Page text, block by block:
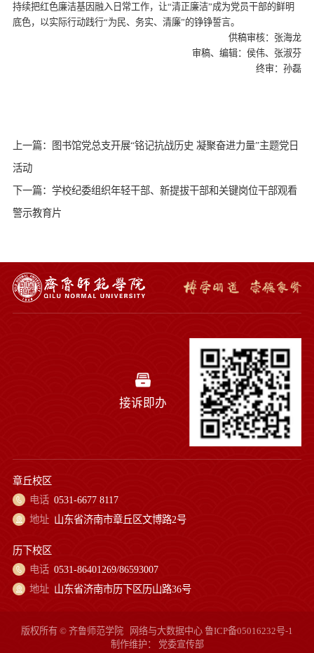
持续把红色廉洁基因融入日常工作，让“清正廉洁”成为党员干部的鲜明
底色，以实际行动践行“为民、务实、清廉”的铮铮誓言。
供稿审核：张海龙
审稿、编辑：侯伟、张淑芬
终审：孙磊
上一篇：图书馆党总支开展“铭记抗战历史 凝聚奋进力量”主题党日
活动
下一篇：学校纪委组织年轻干部、新提拔干部和关键岗位干部观看
警示教育片
接诉即办
章丘校区
电话 0531-6677 8117
地址 山东省济南市章丘区文博路2号
历下校区
电话 0531-86401269/86593007
地址 山东省济南市历下区历山路36号
版权所有 © 齐鲁师范学院 网络与大数据中心 鲁ICP备05016232号-1
制作维护： 党委宣传部